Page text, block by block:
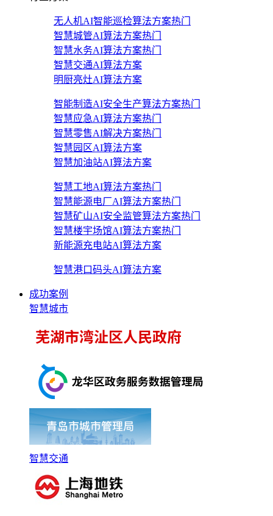
无人机AI智能巡检算法方案热门
智慧城管AI算法方案热门
智慧水务AI算法方案热门
智慧交通AI算法方案
明厨亮灶AI算法方案
智能制造AI安全生产算法方案热门
智慧应急AI算法方案热门
智慧零售AI解决方案热门
智慧园区AI算法方案
智慧加油站AI算法方案
智慧工地AI算法方案热门
智慧能源电厂AI算法方案热门
智慧矿山AI安全监管算法方案热门
智慧楼宇场馆AI算法方案热门
新能源充电站AI算法方案
智慧港口码头AI算法方案
成功案例
智慧城市
智慧交通